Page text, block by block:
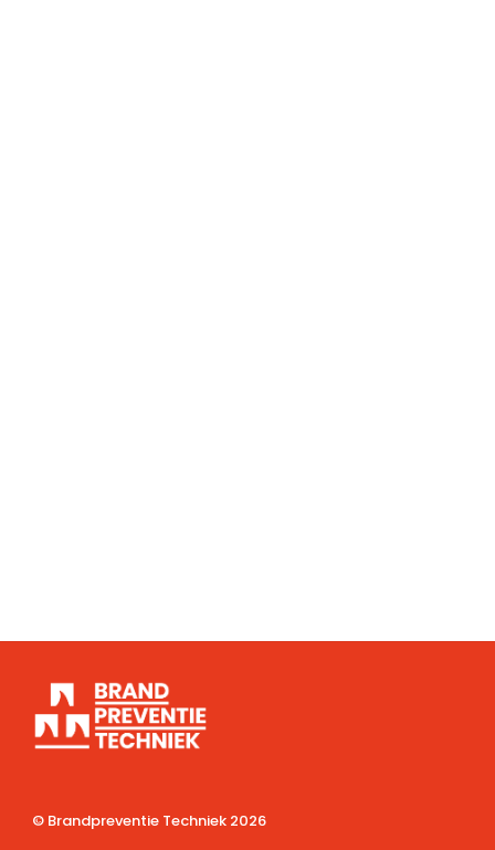
© Brandpreventie Techniek 2026